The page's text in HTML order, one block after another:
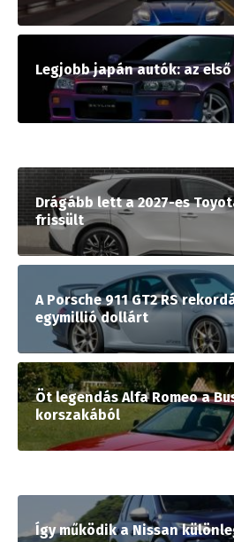
Legjobb japán autók: az
Drágább lett a 2027-es
frissült
A Porsche 911 GT2 RS
egymillió dollárt
Öt legendás Alfa Romeo a
korszakából
Így működik a Nissan